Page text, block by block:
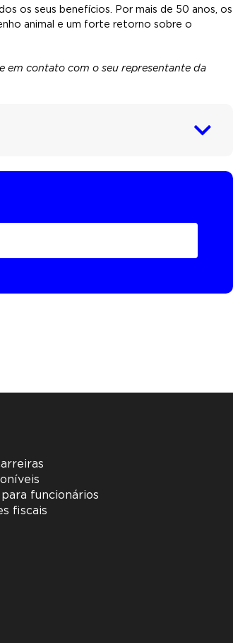
os seus benefícios. Por mais de 50 anos, os
animal e um forte retorno sobre o
em contato com o seu representante da
funcionários
fiscais